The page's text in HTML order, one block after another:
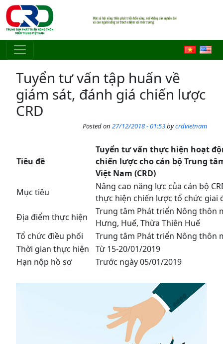
Skip to main content
Tuyển tư vấn tập huấn về
giám sát, đánh giá chiến lược
CRD
Posted on 27/12/2018 - 01:53bycrdvietnam
Tiêu đề
Tuyển tư vấn thực hiện hoạt
chiến lược cho cán bộ Trung
Việt Nam (CRD)
Mục tiêu
Nâng cao năng lực của cán bộ
thực hiện chiến lược tổ chức giai
Địa điểm thực hiện
Trung tâm Phát triển Nông thôn
Hưng, Huế, Thừa Thiên Huế
Tổ chức điều phối
Trung tâm Phát triển Nông thôn
Thời gian thực hiện
Từ 15-20/01/2019
Hạn nộp hồ sơ
Trước ngày 05/01/2019